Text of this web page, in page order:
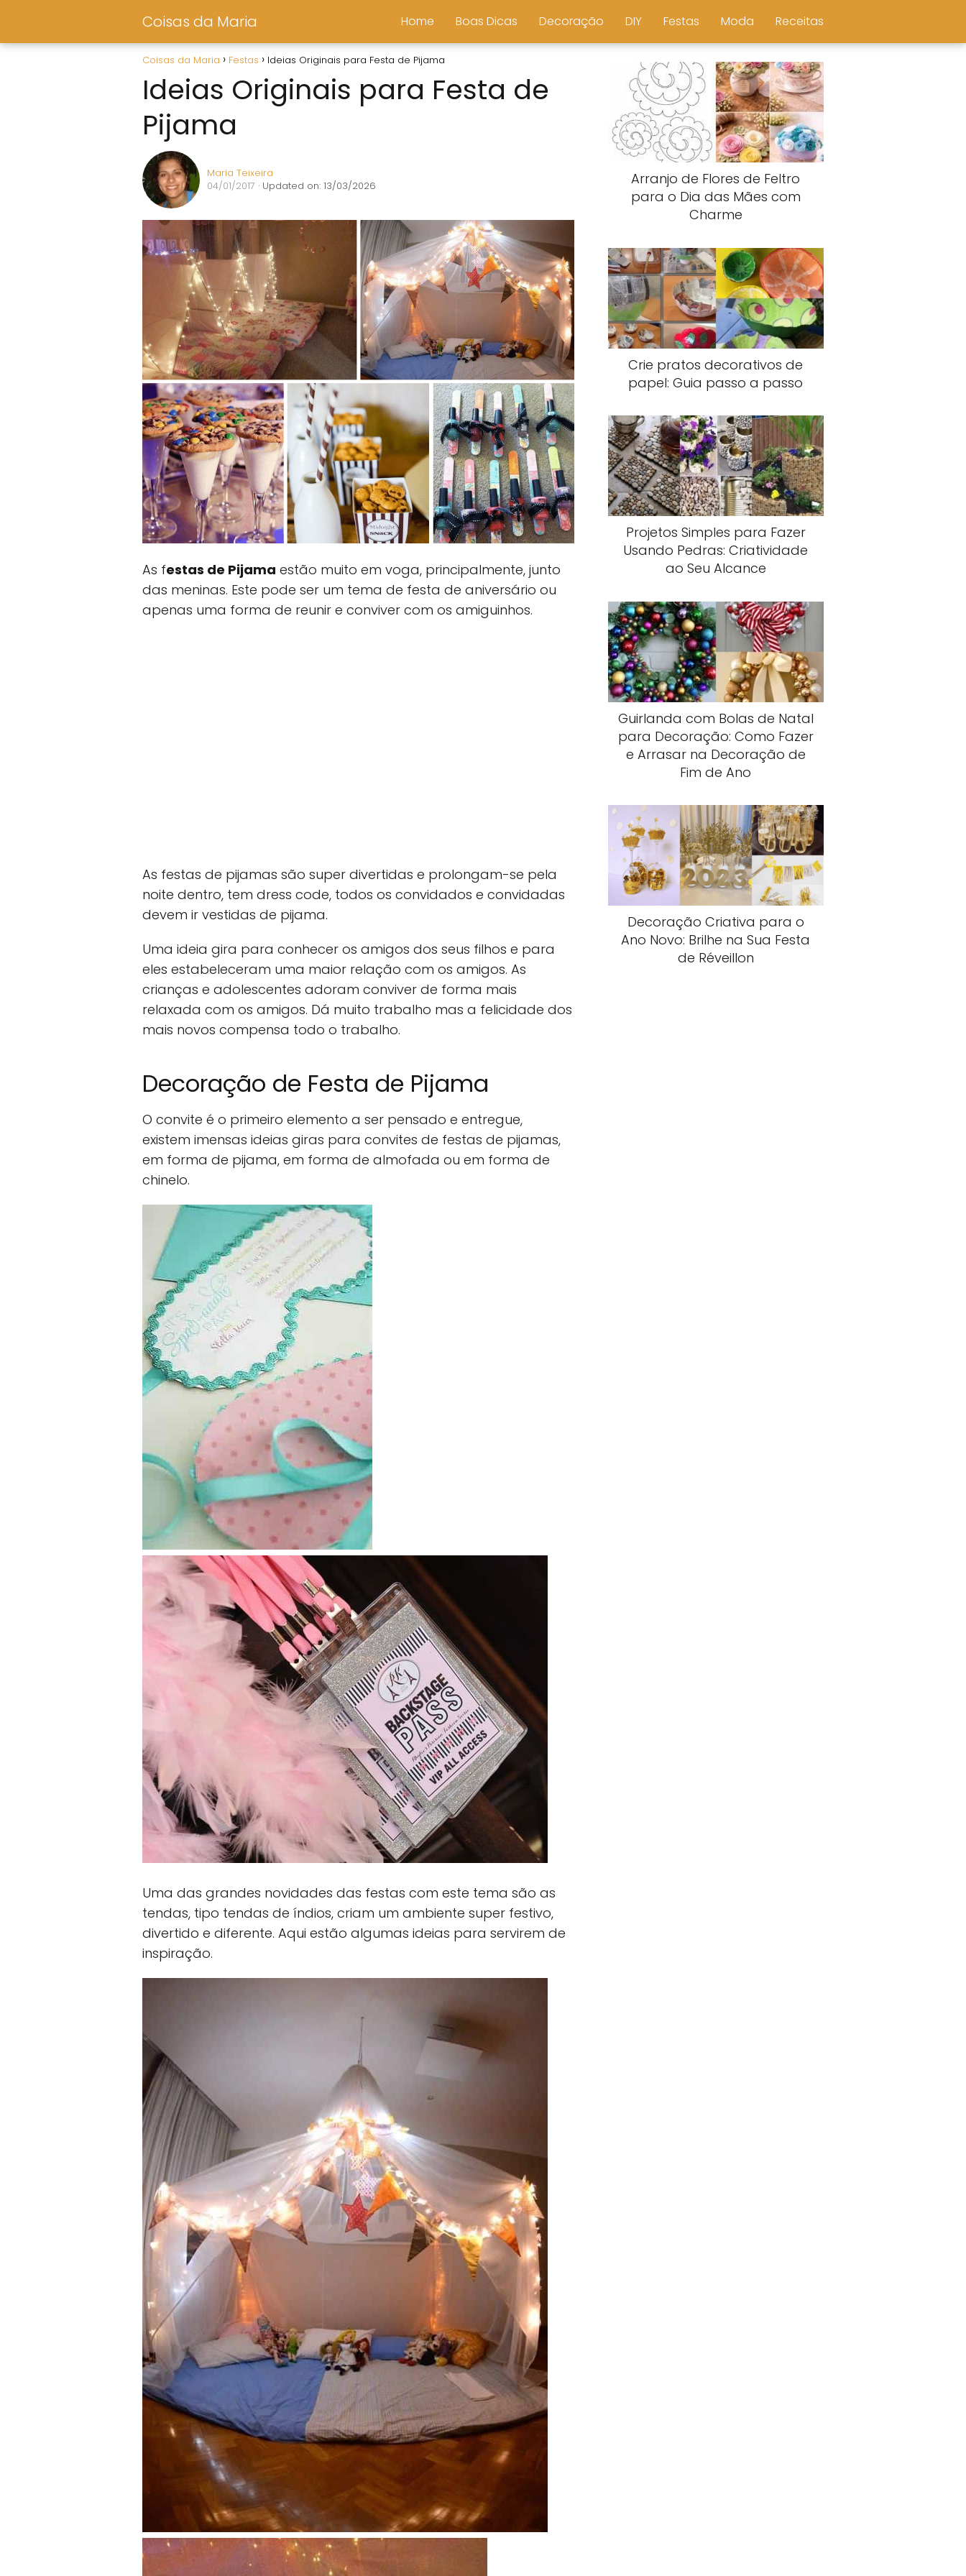
Coisas da Maria Home Boas Dicas Decoração DIY Festas Moda Receitas
Coisas da Maria Festas Ideias Originais para Festa de Pijama
Ideias Originais para Festa de
Pijama
Maria Teixeira
04/01/2017 · Updated on: 13/03/2026
As festas de Pijama estão muito em voga, principalmente, junto
das meninas. Este pode ser um tema de festa de aniversário ou
apenas uma forma de reunir e conviver com os amiguinhos.
As festas de pijamas são super divertidas e prolongam-se pela
noite dentro, tem dress code, todos os convidados e convidadas
devem ir vestidas de pijama.
Uma ideia gira para conhecer os amigos dos seus filhos e para
eles estabeleceram uma maior relação com os amigos. As
crianças e adolescentes adoram conviver de forma mais
relaxada com os amigos. Dá muito trabalho mas a felicidade dos
mais novos compensa todo o trabalho.
Decoração de Festa de Pijama
O convite é o primeiro elemento a ser pensado e entregue,
existem imensas ideias giras para convites de festas de pijamas,
em forma de pijama, em forma de almofada ou em forma de
chinelo.
Uma das grandes novidades das festas com este tema são as
tendas, tipo tendas de índios, criam um ambiente super festivo,
divertido e diferente. Aqui estão algumas ideias para servirem de
inspiração.
Arranjo de Flores de Feltro
para o Dia das Mães com
Charme
Crie pratos decorativos de
papel: Guia passo a passo
Projetos Simples para Fazer
Usando Pedras: Criatividade
ao Seu Alcance
Guirlanda com Bolas de Natal
para Decoração: Como Fazer
e Arrasar na Decoração de
Fim de Ano
Decoração Criativa para o
Ano Novo: Brilhe na Sua Festa
de Réveillon